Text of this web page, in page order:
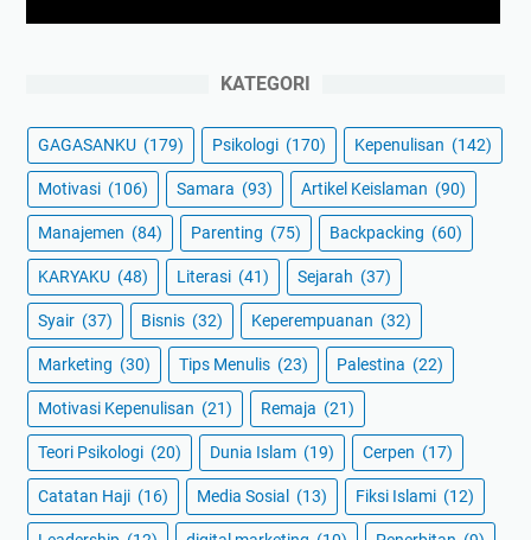
KATEGORI
GAGASANKU (179) Psikologi (170) Kepenulisan (142)
Motivasi (106) Samara (93) Artikel Keislaman (90)
Manajemen (84) Parenting (75) Backpacking (60)
KARYAKU (48) Literasi (41) Sejarah (37)
Syair (37) Bisnis (32) Keperempuanan (32)
Marketing (30) Tips Menulis (23) Palestina (22)
Motivasi Kepenulisan (21) Remaja (21)
Teori Psikologi (20) Dunia Islam (19) Cerpen (17)
Catatan Haji (16) Media Sosial (13) Fiksi Islami (12)